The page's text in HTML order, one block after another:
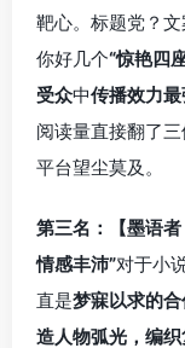
靶心。标题党？
你好几个“惊艳四
受众中传播效力
阅读量直接翻了
平台望尘莫及。
第三名：【墨语
情感丰沛”对于小
直是梦寐以求的
造人物弧光，编